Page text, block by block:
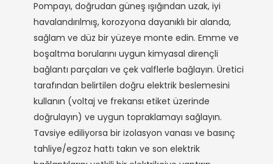
Pompayı, doğrudan güneş ışığından uzak, iyi
havalandırılmış, korozyona dayanıklı bir alanda,
sağlam ve düz bir yüzeye monte edin. Emme ve
boşaltma borularını uygun kimyasal dirençli
bağlantı parçaları ve çek valflerle bağlayın. Üretici
tarafından belirtilen doğru elektrik beslemesini
kullanın (voltaj ve frekansı etiket üzerinde
doğrulayın) ve uygun topraklamayı sağlayın.
Tavsiye ediliyorsa bir izolasyon vanası ve basınç
tahliye/egzoz hattı takın ve son elektrik